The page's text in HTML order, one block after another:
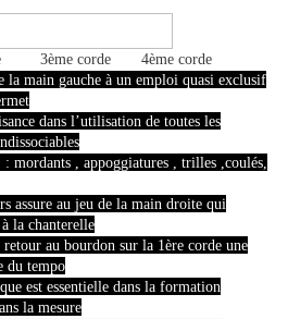
3ème corde 4ème corde
la main gauche à un emploi quasi exclusif
dans l’utilisation de toutes les
mordants , appoggiatures , trilles ,coulés,
assure au jeu de la main droite qui
la chanterelle
au bourdon sur la 1ère corde une
du tempo
est essentielle dans la formation
la mesure